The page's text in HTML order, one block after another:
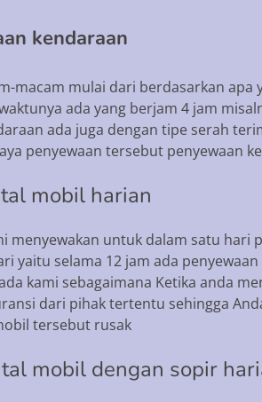
kendaraan
macam mulai dari berdasarkan
ada yang berjam 4 jam
ada juga dengan tipe serah
penyewaan tersebut penyewaan
mobil harian
menyewakan untuk dalam satu hari
yaitu selama 12 jam ada
kami sebagaimana Ketika anda
dari pihak tertentu sehingga
tersebut rusak
mobil dengan sopir